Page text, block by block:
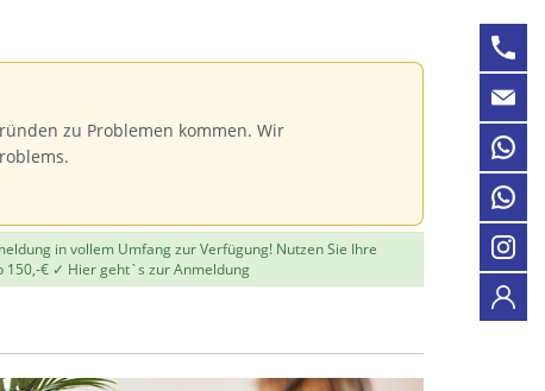
zu Problemen kommen. Wir
in vollem Umfang zur Verfügung! Nutzen Sie Ihre
150,-€ ✓ Hier geht`s zur Anmeldung